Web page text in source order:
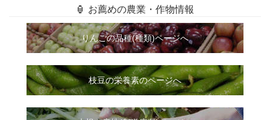
🏮 お薦めの農業・作物情報
りんごの品種(種類)ページへ
枝豆の栄養素のページへ